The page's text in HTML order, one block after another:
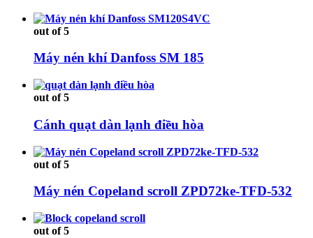
out of 5
Máy nén khí Danfoss SM 185
out of 5
Cánh quạt dàn lạnh điều hòa
out of 5
Máy nén Copeland scroll ZPD72ke-TFD-532
out of 5